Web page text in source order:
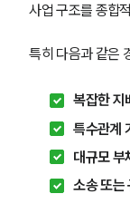
사업 구조를 종합
특히 다음과 같은
복잡한 지
특수관계
대규모 부
소송 또는